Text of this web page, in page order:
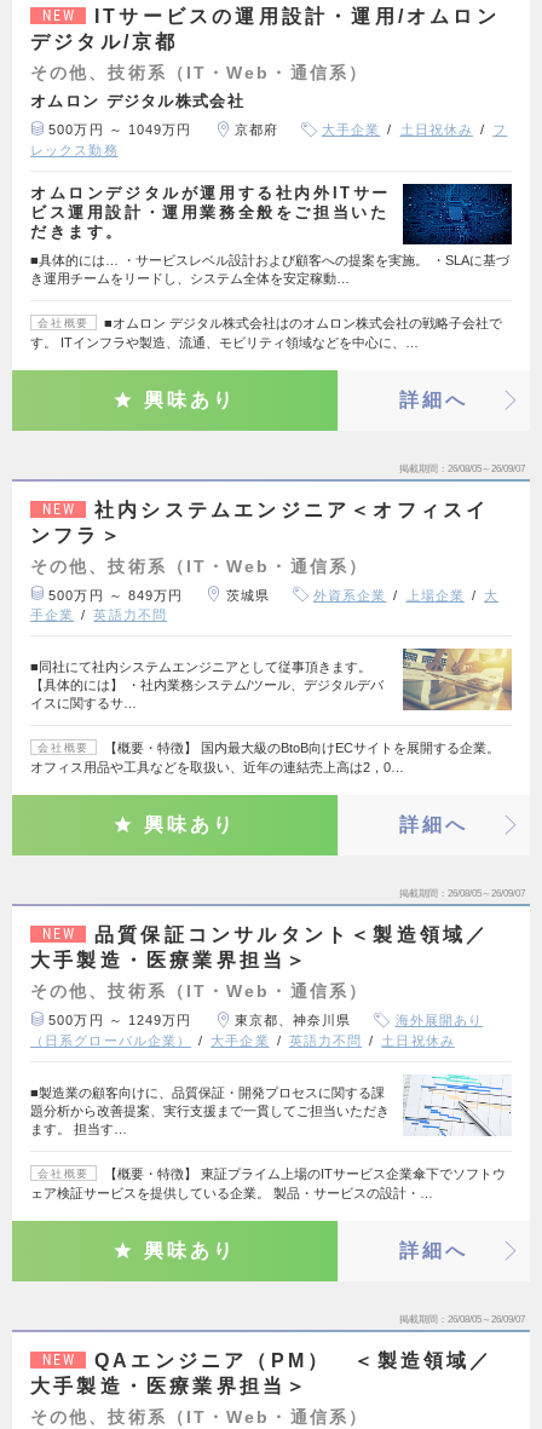
NEW
ITサービスの運用設計・運用/オムロン
デジタル/京都
その他、技術系（IT・Web・通信系）
オムロン デジタル株式会社
500万円 ～ 1049万円 京都府 大手企業 土日祝休み
フ
レックス勤務
オムロンデジタルが運用する社内外ITサー
ビス運用設計・運用業務全般をご担当いた
だきます。
■具体的には… ・サービスレベル設計および顧客への提案を実施。 ・SLAに基づ
き運用チームをリードし、システム全体を安定稼動…
会社概要
■オムロン デジタル株式会社はのオムロン株式会社の戦略子会社で
す。 ITインフラや製造、流通、モビリティ領域などを中心に、…
興味あり 詳細へ
掲載期間 26/08/05～26/09/07
NEW
社内システムエンジニア＜オフィスイ
ンフラ＞
その他、技術系（IT・Web・通信系）
500万円 ～ 849万円 茨城県 外資系企業 上場企業
大
手企業
英語力不問
■同社にて社内システムエンジニアとして従事頂きます。
【具体的には】 ・社内業務システム/ツール、デジタルデバ
イスに関するサ…
会社概要
【概要・特徴】 国内最大級のBtoB向けECサイトを展開する企業。
オフィス用品や工具などを取扱い、近年の連結売上高は2，0…
興味あり 詳細へ
掲載期間 26/08/05～26/09/07
NEW
品質保証コンサルタント＜製造領域／
大手製造・医療業界担当＞
その他、技術系（IT・Web・通信系）
500万円 ～ 1249万円 東京都、神奈川県
海外展開あり
（日系グローバル企業）
大手企業 英語力不問 土日祝休み
■製造業の顧客向けに、品質保証・開発プロセスに関する課
題分析から改善提案、実行支援まで一貫してご担当いただき
ます。 担当す…
会社概要
【概要・特徴】 東証プライム上場のITサービス企業傘下でソフトウ
ェア検証サービスを提供している企業。 製品・サービスの設計・…
興味あり 詳細へ
掲載期間 26/08/05～26/09/07
NEW
QAエンジニア（PM） ＜製造領域／
大手製造・医療業界担当＞
その他、技術系（IT・Web・通信系）